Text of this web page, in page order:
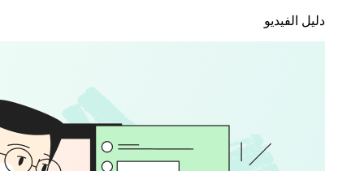
دليل الفيديو